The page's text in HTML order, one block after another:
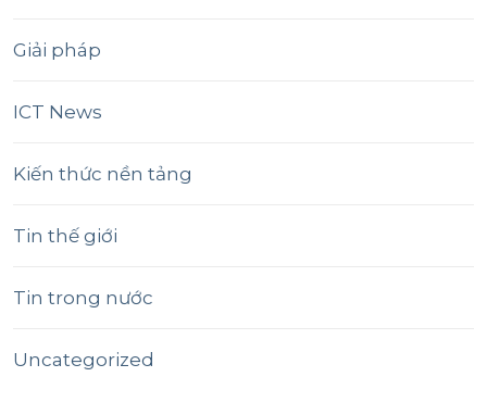
Giải pháp
ICT News
Kiến thức nền tảng
Tin thế giới
Tin trong nước
Uncategorized